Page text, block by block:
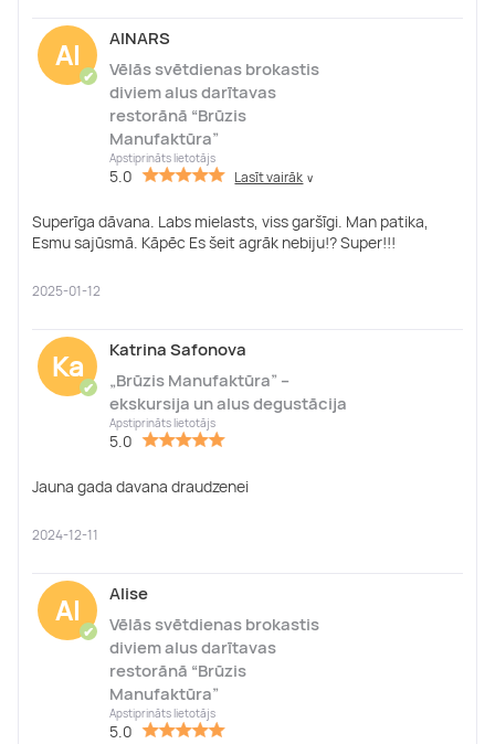
AI
✔
AINARS
Vēlās svētdienas brokastis
diviem alus darītavas
restorānā “Brūzis
Manufaktūra”
Apstiprināts lietotājs
5.0 Lasīt vairāk ∨
Superīga dāvana. Labs mielasts, viss garšīgi. Man patika,
Esmu sajūsmā. Kāpēc Es šeit agrāk nebiju!? Super!!!
2025-01-12
Ka
✔
Katrina Safonova
„Brūzis Manufaktūra” –
ekskursija un alus degustācija
Apstiprināts lietotājs
5.0
Jauna gada davana draudzenei
2024-12-11
Al
✔
Alise
Vēlās svētdienas brokastis
diviem alus darītavas
restorānā “Brūzis
Manufaktūra”
Apstiprināts lietotājs
5.0